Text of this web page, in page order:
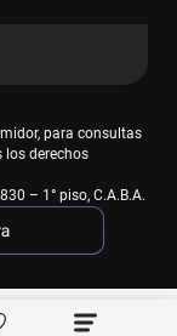
para consultas
los derechos
– 1° piso, C.A.B.A.